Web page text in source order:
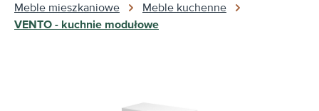
Meble mieszkaniowe
Meble kuchenne
VENTO - kuchnie modułowe